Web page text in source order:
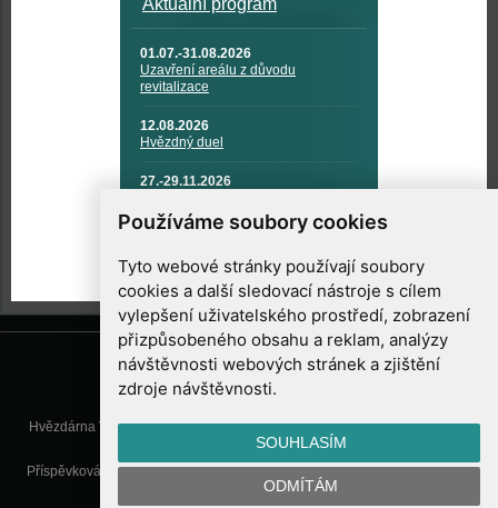
Používáme soubory cookies
Tyto webové stránky používají soubory
cookies a další sledovací nástroje s cílem
vylepšení uživatelského prostředí, zobrazení
přizpůsobeného obsahu a reklam, analýzy
návštěvnosti webových stránek a zjištění
zdroje návštěvnosti.
SOUHLASÍM
ODMÍTÁM
Aktuální program
01.07.-31.08.2026
Uzavření areálu z důvodu
revitalizace
12.08.2026
Hvězdný duel
27.-29.11.2026
TECHNIKA A KOSMICKÉ
TECHNOLOGIE
Hvězdárna Valašské Meziříčí, příspěvková organizace, Vsetínská 78, 757
01 Valašské Meziříčí
Příspěvková organizace Zlínského kraje. Telefon:571 611 928, Mobil:777
info@astrovm.cz